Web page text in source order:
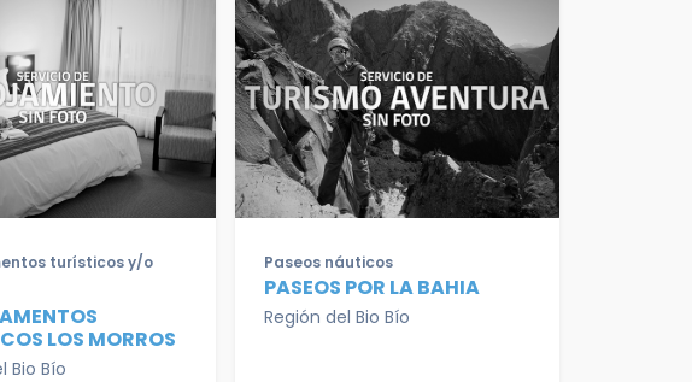
turísticos y/o
LOS MORROS
Bio Bío
Paseos náuticos
PASEOS POR LA BAHIA
Región del Bio Bío